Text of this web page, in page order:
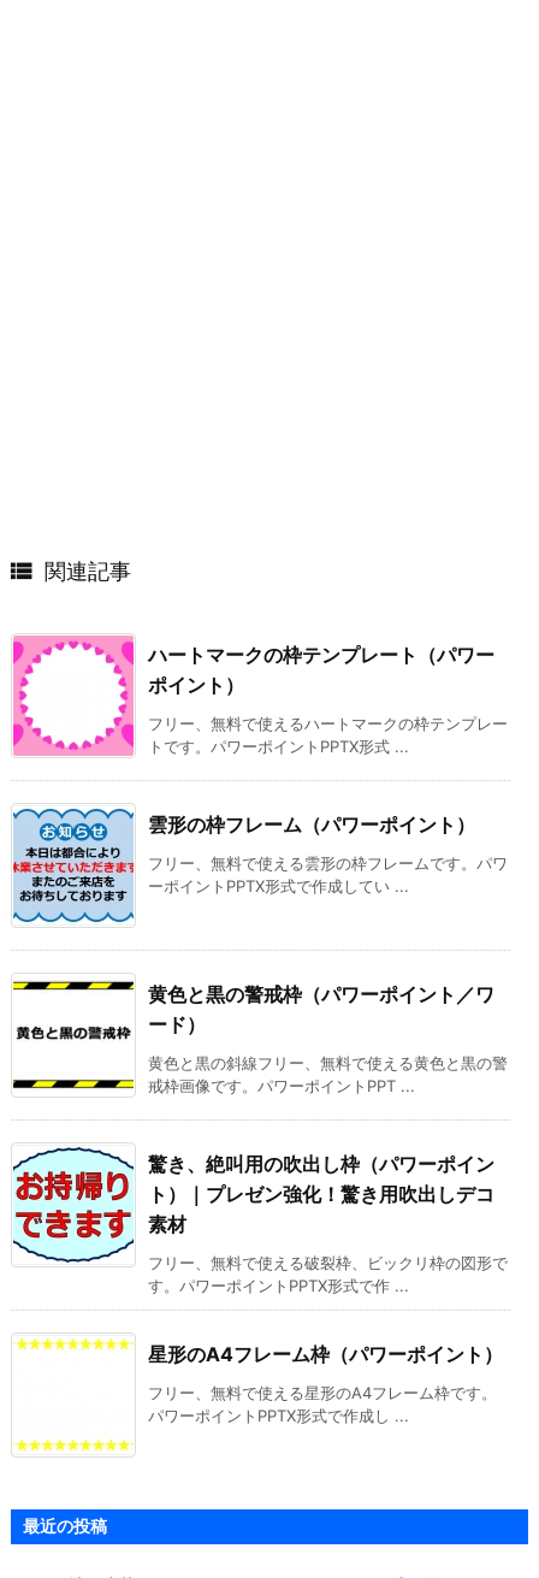
 関連記事
ハートマークの枠テンプレート（パワー
ポイント）
フリー、無料で使えるハートマークの枠テンプレー
トです。パワーポイントPPTX形式 ...
雲形の枠フレーム（パワーポイント）
フリー、無料で使える雲形の枠フレームです。パワ
ーポイントPPTX形式で作成してい ...
黄色と黒の警戒枠（パワーポイント／ワ
ード）
黄色と黒の斜線フリー、無料で使える黄色と黒の警
戒枠画像です。パワーポイントPPT ...
驚き、絶叫用の吹出し枠（パワーポイン
ト）｜プレゼン強化！驚き用吹出しデコ
素材
フリー、無料で使える破裂枠、ビックリ枠の図形で
す。パワーポイントPPTX形式で作 ...
星形のA4フレーム枠（パワーポイント）
フリー、無料で使える星形のA4フレーム枠です。
パワーポイントPPTX形式で作成し ...
最近の投稿